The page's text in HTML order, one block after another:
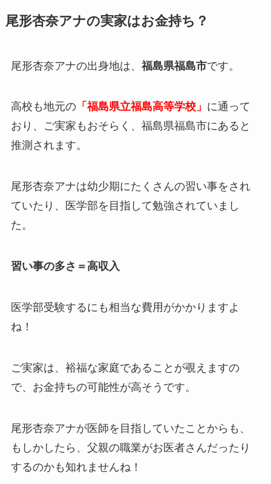
尾形杏奈アナの実家はお金持ち？
尾形杏奈アナの出身地は、 福島県福島市です。
高校も地元の「福島県立福島高等学校」 に通って
おり、ご実家もおそらく、福島県福島市にあると
推測されます。
尾形杏奈アナは幼少期にたくさんの習い事をされ
ていたり、医学部を目指して勉強されていまし
た。
習い事の多さ＝高収入
医学部受験するにも相当な費用がかかりますよ
ね！
ご実家は、裕福な家庭であることが覗えますの
で、お金持ちの可能性が高そうです。
尾形杏奈アナが医師を目指していたことからも、
もしかしたら、父親の職業がお医者さんだったり
するのかも知れませんね！